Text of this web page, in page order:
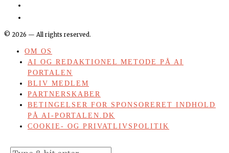
© 2026 — All rights reserved.
OM OS
AI OG REDAKTIONEL METODE PÅ AI
PORTALEN
BLIV MEDLEM
PARTNERSKABER
BETINGELSER FOR SPONSORERET INDHOLD
PÅ AI-PORTALEN.DK
COOKIE- OG PRIVATLIVSPOLITIK